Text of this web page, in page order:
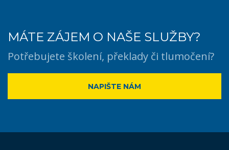
MÁTE ZÁJEM O NAŠE SLUŽBY?
Potřebujete školení, překlady či tlumočení?
NAPIŠTE NÁM